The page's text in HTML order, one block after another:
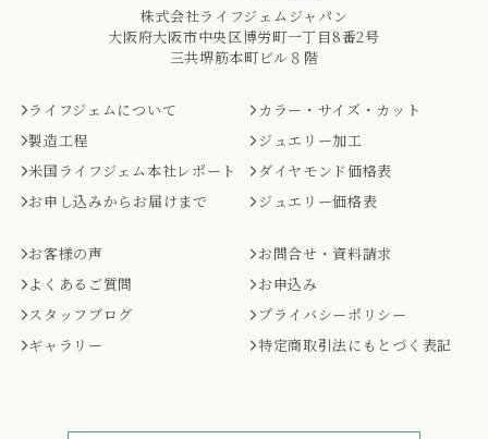
株式会社ライフジェムジャパン
大阪府大阪市中央区博労町一丁目8番2号
三共堺筋本町ビル８階
ライフジェムについて
製造工程
米国ライフジェム本社レポート
お申し込みからお届けまで
カラー・サイズ・カット
ジュエリー加工
ダイヤモンド価格表
ジュエリー価格表
お客様の声
よくあるご質問
スタッフブログ
ギャラリー
お問合せ・資料請求
お申込み
プライバシーポリシー
特定商取引法にもとづく表記